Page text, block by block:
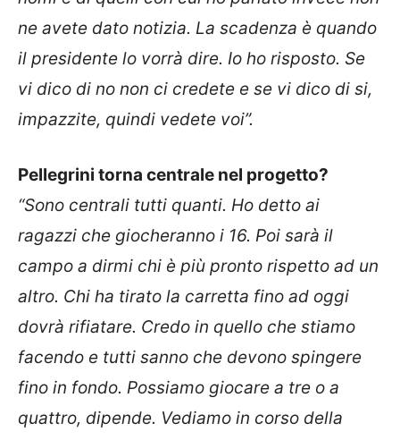
ne avete dato notizia. La scadenza è quando
il presidente lo vorrà dire. Io ho risposto. Se
vi dico di no non ci credete e se vi dico di si,
impazzite, quindi vedete voi”.
Pellegrini torna centrale nel progetto?
“Sono centrali tutti quanti. Ho detto ai
ragazzi che giocheranno i 16. Poi sarà il
campo a dirmi chi è più pronto rispetto ad un
altro. Chi ha tirato la carretta fino ad oggi
dovrà rifiatare. Credo in quello che stiamo
facendo e tutti sanno che devono spingere
fino in fondo. Possiamo giocare a tre o a
quattro, dipende. Vediamo in corso della